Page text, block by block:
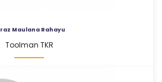
Maulana Rahayu
Toolman TKR